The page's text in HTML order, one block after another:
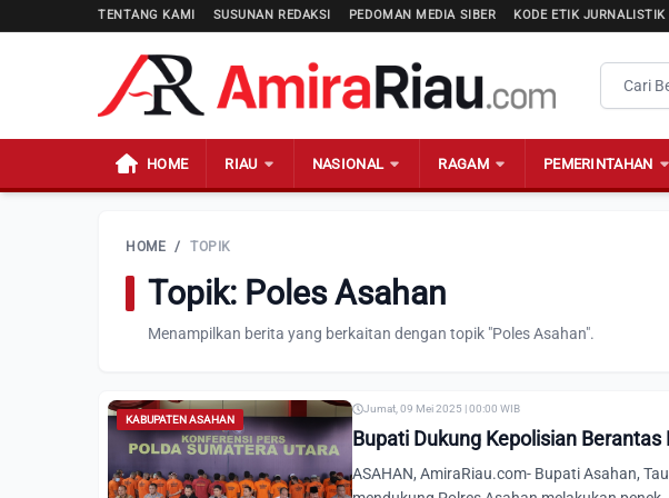
TENTANG KAMI SUSUNAN REDAKSI PEDOMAN MEDIA SIBER KODE ETIK JURNALISTIK
HOME RIAU NASIONAL RAGAM PEMERINTAHAN
HOME / TOPIK
Topik: Poles Asahan
Menampilkan berita yang berkaitan dengan topik "Poles Asahan".
KABUPATEN ASAHAN
Jumat, 09 Mei 2025 | 00:00 WIB
Bupati Dukung Kepolisian
ASAHAN, AmiraRiau.com- Bupati Asahan,